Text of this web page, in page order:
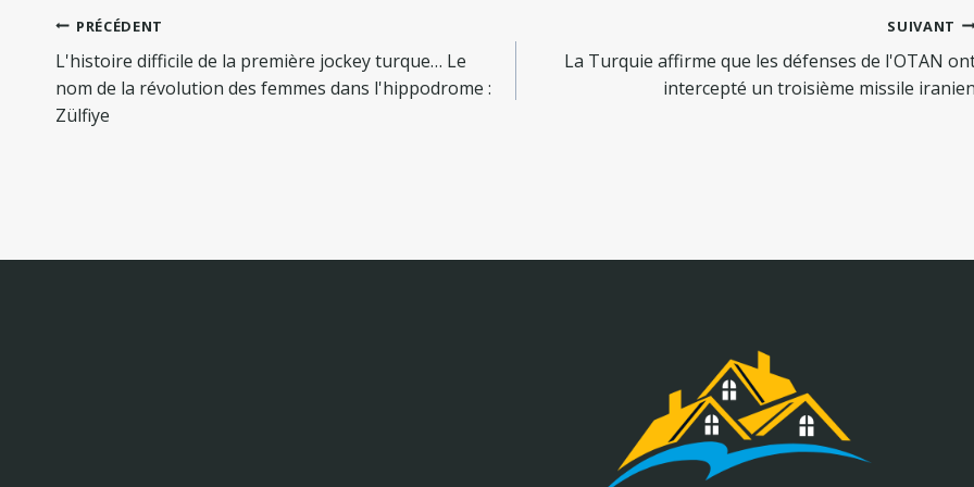
Navigation
de
l’article
PRÉCÉDENT
L'histoire difficile de la première jockey turque… Le
nom de la révolution des femmes dans l'hippodrome :
Zülfiye
SUIVANT
La Turquie affirme que les défenses de l'OTAN
intercepté un troisième missile